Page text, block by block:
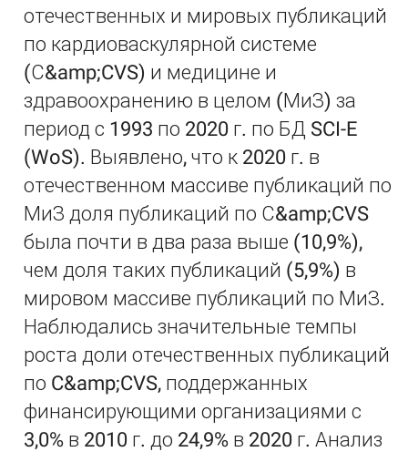
отечественных и мировых публикаций
по кардиоваскулярной системе
(С&amp;CVS) и медицине и
здравоохранению в целом (МиЗ) за
период с 1993 по 2020 г. по БД SCI-E
(WoS). Выявлено, что к 2020 г. в
отечественном массиве публикаций по
МиЗ доля публикаций по С&amp;CVS
была почти в два раза выше (10,9%),
чем доля таких публикаций (5,9%) в
мировом массиве публикаций по МиЗ.
Наблюдались значительные темпы
роста доли отечественных публикаций
по C&amp;CVS, поддержанных
финансирующими организациями с
3,0% в 2010 г. до 24,9% в 2020 г. Анализ